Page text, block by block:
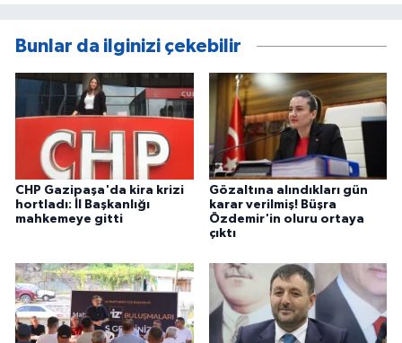
Bunlar da ilginizi çekebilir
CHP Gazipaşa'da kira krizi
hortladı: İl Başkanlığı
mahkemeye gitti
Gözaltına alındıkları gün
karar verilmiş! Büşra
Özdemir'in oluru ortaya
çıktı